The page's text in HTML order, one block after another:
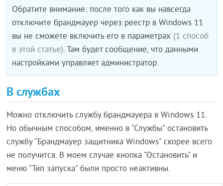
Обратите внимание: после того как вы навсегда
отключите брандмауер через реестр в Windows 11
вы не сможете включить его в параметрах (1 способ
в этой статье). Там будет сообщение, что данными
настройками управляет администратор.
В службах
Можно отключить службу брандмауера в Windows 11.
Но обычным способом, именно в "Службы" остановить
службу "Брандмауер защитника Windows" скорее всего
не получится. В моем случае кнопка "Остановить" и
меню "Тип запуска" были просто неактивны.